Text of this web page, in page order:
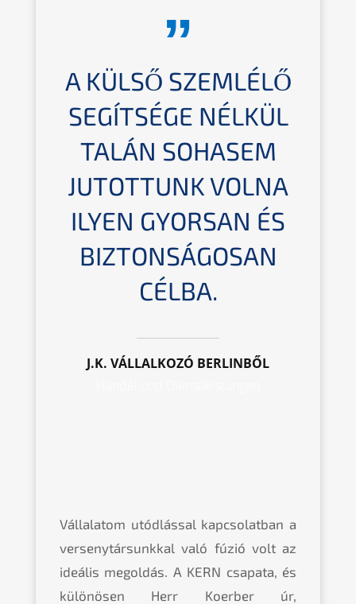
A KÜLSŐ SZEMLÉLŐ
SEGÍTSÉGE NÉLKÜL
TALÁN SOHASEM
JUTOTTUNK VOLNA
ILYEN GYORSAN ÉS
BIZTONSÁGOSAN
CÉLBA.
J.K. VÁLLALKOZÓ BERLINBŐL
Vállalatom utódlással kapcsolatban a
versenytársunkkal való fúzió volt az
ideális megoldás. A KERN csapata, és
különösen Herr Koerber úr,